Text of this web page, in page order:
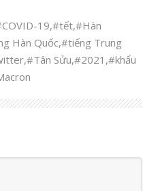
19,#tết,#Hàn
Hàn Quốc,#tiếng Trung
,#Tân Sửu,#2021 ,#khẩu